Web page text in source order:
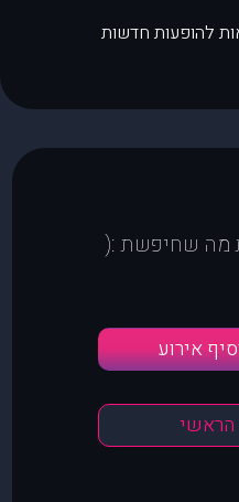
להופעות חדשות
מה שחיפשת :(
אירוע
הראשי